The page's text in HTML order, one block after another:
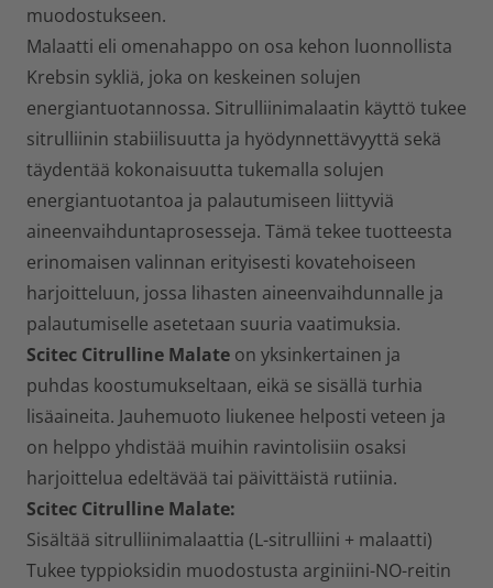
muodostukseen.
Malaatti eli omenahappo on osa kehon luonnollista
Krebsin sykliä, joka on keskeinen solujen
energiantuotannossa. Sitrulliinimalaatin käyttö tukee
sitrulliinin stabiilisuutta ja hyödynnettävyyttä sekä
täydentää kokonaisuutta tukemalla solujen
energiantuotantoa ja palautumiseen liittyviä
aineenvaihduntaprosesseja. Tämä tekee tuotteesta
erinomaisen valinnan erityisesti kovatehoiseen
harjoitteluun, jossa lihasten aineenvaihdunnalle ja
palautumiselle asetetaan suuria vaatimuksia.
Scitec Citrulline Malate on yksinkertainen ja
puhdas koostumukseltaan, eikä se sisällä turhia
lisäaineita. Jauhemuoto liukenee helposti veteen ja
on helppo yhdistää muihin ravintolisiin osaksi
harjoittelua edeltävää tai päivittäistä rutiinia.
Scitec Citrulline Malate:
Sisältää sitrulliinimalaattia (L-sitrulliini + malaatti)
Tukee typpioksidin muodostusta arginiini-NO-reitin